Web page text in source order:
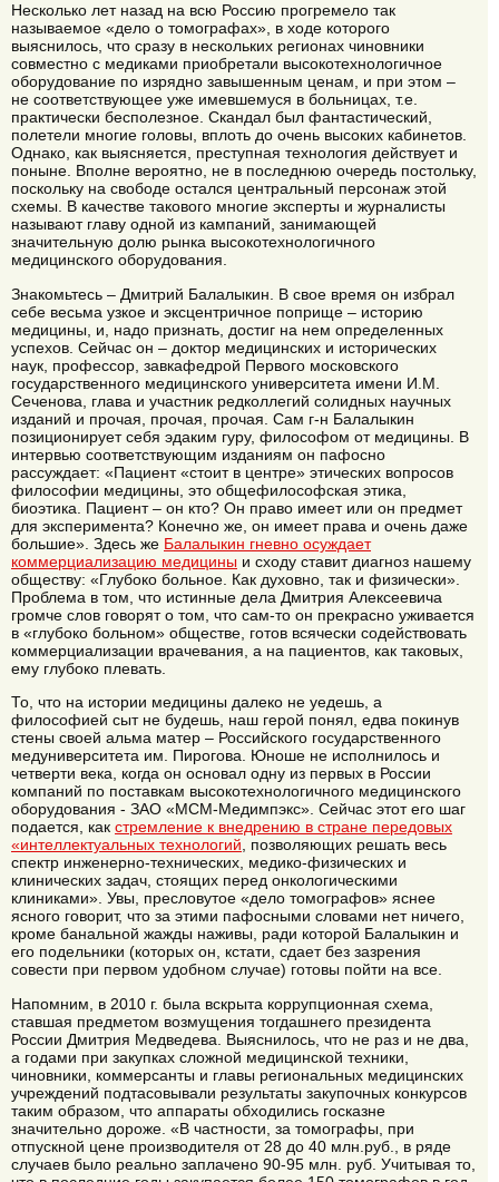
Несколько лет назад на всю Россию прогремело так
называемое «дело о томографах», в ходе которого
выяснилось, что сразу в нескольких регионах чиновники
совместно с медиками приобретали высокотехнологичное
оборудование по изрядно завышенным ценам, и при этом –
не соответствующее уже имевшемуся в больницах, т.е.
практически бесполезное. Скандал был фантастический,
полетели многие головы, вплоть до очень высоких кабинетов.
Однако, как выясняется, преступная технология действует и
поныне. Вполне вероятно, не в последнюю очередь постольку,
поскольку на свободе остался центральный персонаж этой
схемы. В качестве такового многие эксперты и журналисты
называют главу одной из кампаний, занимающей
значительную долю рынка высокотехнологичного
медицинского оборудования.
Знакомьтесь – Дмитрий Балалыкин. В свое время он избрал
себе весьма узкое и эксцентричное поприще – историю
медицины, и, надо признать, достиг на нем определенных
успехов. Сейчас он – доктор медицинских и исторических
наук, профессор, завкафедрой Первого московского
государственного медицинского университета имени И.М.
Сеченова, глава и участник редколлегий солидных научных
изданий и прочая, прочая, прочая. Сам г-н Балалыкин
позиционирует себя эдаким гуру, философом от медицины. В
интервью соответствующим изданиям он пафосно
рассуждает: «Пациент «стоит в центре» этических вопросов
философии медицины, это общефилософская этика,
биоэтика. Пациент – он кто? Он право имеет или он предмет
для эксперимента? Конечно же, он имеет права и очень даже
большие». Здесь же Балалыкин гневно осуждает
коммерциализацию медицины и сходу ставит диагноз нашему
обществу: «Глубоко больное. Как духовно, так и физически».
Проблема в том, что истинные дела Дмитрия Алексеевича
громче слов говорят о том, что сам-то он прекрасно уживается
в «глубоко больном» обществе, готов всячески содействовать
коммерциализации врачевания, а на пациентов, как таковых,
ему глубоко плевать.
То, что на истории медицины далеко не уедешь, а
философией сыт не будешь, наш герой понял, едва покинув
стены своей альма матер – Российского государственного
медуниверситета им. Пирогова. Юноше не исполнилось и
четверти века, когда он основал одну из первых в России
компаний по поставкам высокотехнологичного медицинского
оборудования - ЗАО «МСМ-Медимпэкс». Сейчас этот его шаг
подается, как стремление к внедрению в стране передовых
«интеллектуальных технологий , позволяющих решать весь
спектр инженерно-технических, медико-физических и
клинических задач, стоящих перед онкологическими
клиниками». Увы, пресловутое «дело томографов» яснее
ясного говорит, что за этими пафосными словами нет ничего,
кроме банальной жажды наживы, ради которой Балалыкин и
его подельники (которых он, кстати, сдает без зазрения
совести при первом удобном случае) готовы пойти на все.
Напомним, в 2010 г. была вскрыта коррупционная схема,
ставшая предметом возмущения тогдашнего президента
России Дмитрия Медведева. Выяснилось, что не раз и не два,
а годами при закупках сложной медицинской техники,
чиновники, коммерсанты и главы региональных медицинских
учреждений подтасовывали результаты закупочных конкурсов
таким образом, что аппараты обходились госказне
значительно дороже. «В частности, за томографы, при
отпускной цене производителя от 28 до 40 млн.руб., в ряде
случаев было реально заплачено 90-95 млн. руб. Учитывая то,